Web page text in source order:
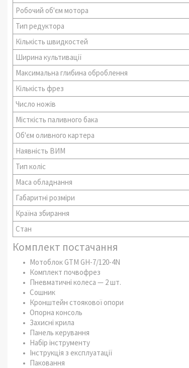
Робочий об'єм мотора
Тип редуктора
Кількість швидкостей
Ширина культивації
Максимальна глибина оброблення
Кількість фрез
Число ножів
Місткість паливного бака
Об'єм оливного картера
Наявність ВИМ
Тип коліс
Маса обладнання
Габаритні розміри
Країна збирання
Стан
Комплект постачання
Мотоблок GTM GH-7/120-4N
Комплект почвофрез
Пневматичні колеса — 2 шт.
Сошник
Кронштейн стоякової опори
Опорна консоль
Захисні крила
Панель керування
Набір інструменту
Інструкція з експлуатації
Паковання